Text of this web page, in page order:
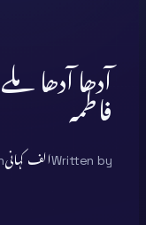
آدھا آدھا
فاطمہ
Written byالف کہانی